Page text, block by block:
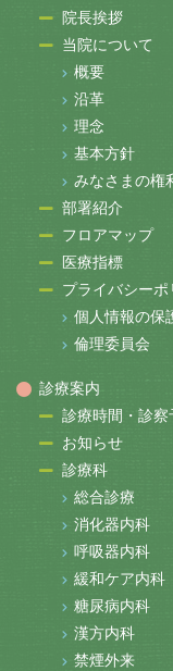
院長挨拶
当院について
概要
沿革
理念
基本方針
みなさまの権
部署紹介
フロアマップ
医療指標
プライバシーポ
個人情報の保
倫理委員会
診療案内
診療時間・診察
お知らせ
診療科
総合診療
消化器内科
呼吸器内科
緩和ケア内科
糖尿病内科
漢方内科
禁煙外来